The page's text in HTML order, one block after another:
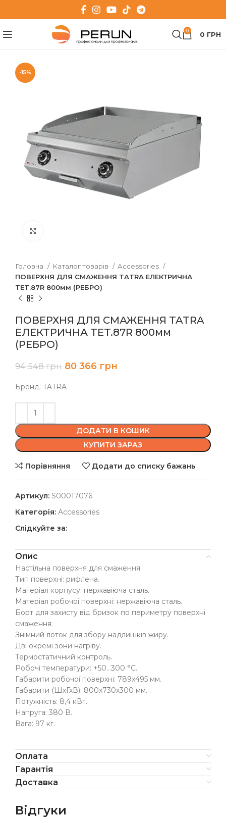
0 0 ГРН
-15%
Головна Каталог товарів
Accessories
ПОВЕРХНЯ ДЛЯ СМАЖЕННЯ TATRA ЕЛЕКТРИЧНА
TET.87R 800мм (РЕБРО)
ПОВЕРХНЯ ДЛЯ СМАЖЕННЯ TATRA
ЕЛЕКТРИЧНА TET.87R 800мм
(РЕБРО)
94 548грн 80 366 грн
Бренд: TATRA
ДОДАТИ В КОШИК
КУПИТИ ЗАРАЗ
Порівняння Додати до списку бажань
Артикул: S00017076
Категорія: Accessories
Слідкуйте за:
Опис
Настільна поверхня для смаження.
Тип поверхні: рифлена.
Матеріал корпусу: нержавіюча сталь.
Матеріал робочої поверхні: нержавіюча сталь.
Борт для захисту від бризок по периметру поверхні
смаження.
Знімний лоток для збору надлишків жиру.
Дві окремі зони нагріву.
Термостатичний контроль.
Робочі температури: +50…300 °С.
Габарити робочої поверхні: 789х495 мм.
Габарити (ШхГхВ): 800х730х300 мм.
Потужність: 8,4 кВт.
Напруга: 380 В.
Вага: 97 кг.
Оплата
Гарантія
Доставка
Відгуки